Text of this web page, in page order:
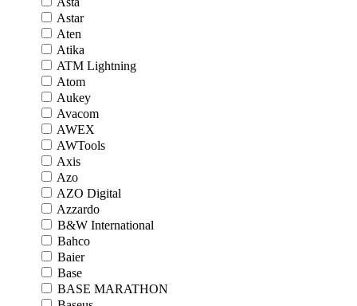
Astar
Aten
Atika
ATM Lightning
Atom
Aukey
Avacom
AWEX
AWTools
Axis
Azo
AZO Digital
Azzardo
B&W International
Bahco
Baier
Base
BASE MARATHON